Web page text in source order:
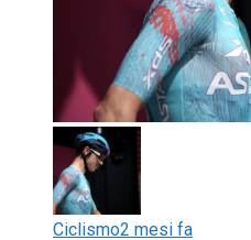
Ciclismo2 mesi fa